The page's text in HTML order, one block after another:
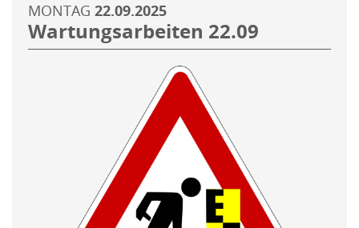
MONTAG 22.09.2025
Wartungsarbeiten 22.09